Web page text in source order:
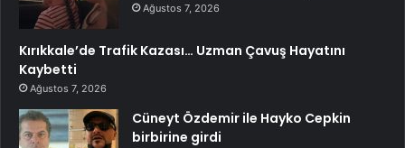
Ağustos 7, 2026
Kırıkkale’de Trafik Kazası… Uzman Çavuş Hayatını
Kaybetti
Ağustos 7, 2026
Cüneyt Özdemir ile Hayko Cepkin
birbirine girdi